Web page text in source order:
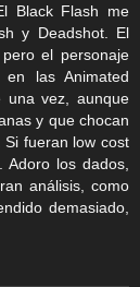
Black Flash me
y Deadshot. El
el personaje
las Animated
una vez, aunque
y que chocan
fueran low cost
los dados,
análisis, como
demasiado,